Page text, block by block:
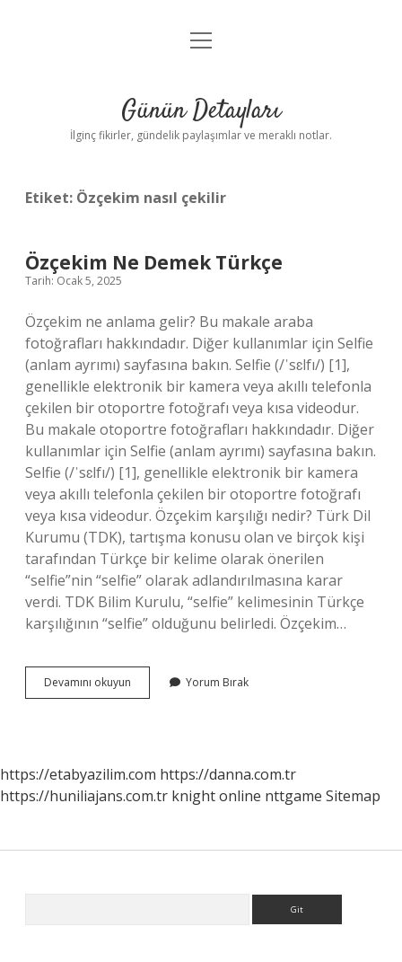
Gizlilik Politikası
Yasal Uyarı
menüyü
Günün Detayları
İlginç fikirler, gündelik paylaşımlar ve meraklı notlar.
Etiket: Özçekim nasıl çekilir
Özçekim Ne Demek Türkçe
Tarih: Ocak 5, 2025
Özçekim ne anlama gelir? Bu makale araba
fotoğrafları hakkındadır. Diğer kullanımlar için Selfie
(anlam ayrımı) sayfasına bakın. Selfie (/ˈsɛlfı/) [1],
genellikle elektronik bir kamera veya akıllı telefonla
çekilen bir otoportre fotoğrafı veya kısa videodur.
Bu makale otoportre fotoğrafları hakkındadır. Diğer
kullanımlar için Selfie (anlam ayrımı) sayfasına bakın.
Selfie (/ˈsɛlfı/) [1], genellikle elektronik bir kamera
veya akıllı telefonla çekilen bir otoportre fotoğrafı
veya kısa videodur. Özçekim karşılığı nedir? Türk Dil
Kurumu (TDK), tartışma konusu olan ve birçok kişi
tarafından Türkçe bir kelime olarak önerilen
“selfie”nin “selfie” olarak adlandırılmasına karar
verdi. TDK Bilim Kurulu, “selfie” kelimesinin Türkçe
karşılığının “selfie” olduğunu belirledi. Özçekim…
Devamını okuyun Özçekim
Ne
Yorum Bırak
https://etabyazilim.com https://danna.com.tr
https://huniliajans.com.tr knight online nttgame Sitemap